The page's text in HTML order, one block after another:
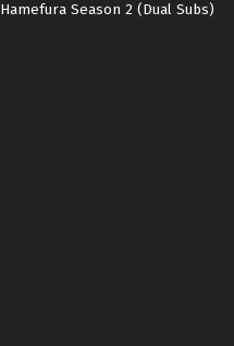
Hamefura Season 2 (Dual Subs)